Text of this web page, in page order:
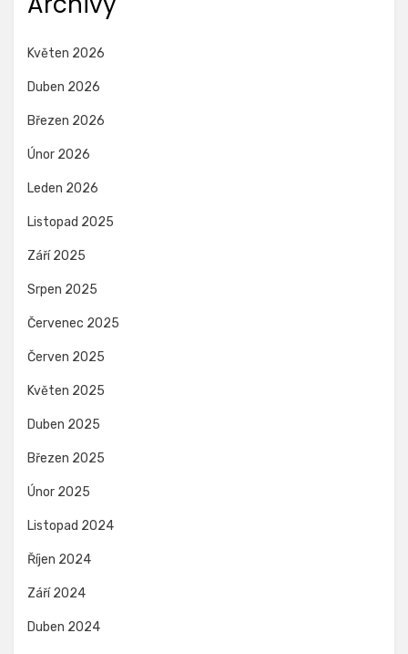
Květen 2026
Duben 2026
Březen 2026
Únor 2026
Leden 2026
Listopad 2025
Září 2025
Srpen 2025
Červenec 2025
Červen 2025
Květen 2025
Duben 2025
Březen 2025
Únor 2025
Listopad 2024
Říjen 2024
Září 2024
Duben 2024